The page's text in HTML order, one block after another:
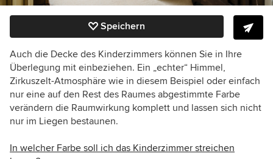
Speichern
Auch die Decke des Kinderzimmers können Sie in Ihre
Überlegung mit einbeziehen. Ein „echter“ Himmel,
Zirkuszelt-Atmosphäre wie in diesem Beispiel oder einfach
nur eine auf den Rest des Raumes abgestimmte Farbe
verändern die Raumwirkung komplett und lassen sich nicht
nur im Liegen bestaunen.
In welcher Farbe soll ich das Kinderzimmer streichen